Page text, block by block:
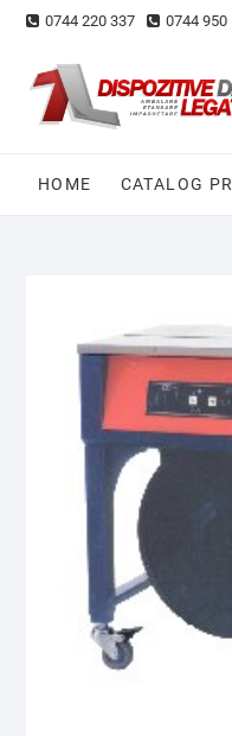
Skip
content
0744 220 337 0744 950
HOME CATALOG